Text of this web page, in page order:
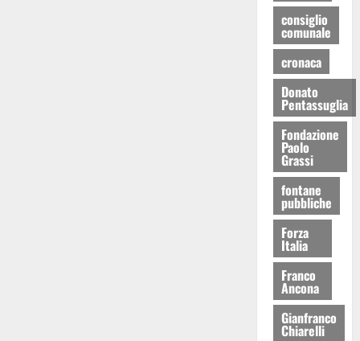
consiglio
comunale
cronaca
Donato
Pentassuglia
Fondazione
Paolo
Grassi
fontane
pubbliche
Forza
Italia
Franco
Ancona
Gianfranco
Chiarelli